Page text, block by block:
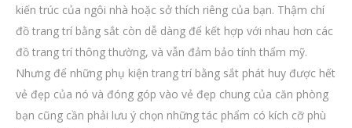
kiến trúc của ngôi nhà hoặc sở thích riêng của bạn. Thậm chí
đồ trang trí bằng sắt còn dễ dàng để kết hợp với nhau hơn các
đồ trang trí thông thường, và vẫn đảm bảo tính thẩm mỹ.
Nhưng để những phụ kiện trang trí bằng sắt phát huy được hết
vẻ đẹp của nó và đóng góp vào vẻ đẹp chung của căn phòng
bạn cũng cần phải lưu ý chọn những tác phẩm có kích cỡ phù